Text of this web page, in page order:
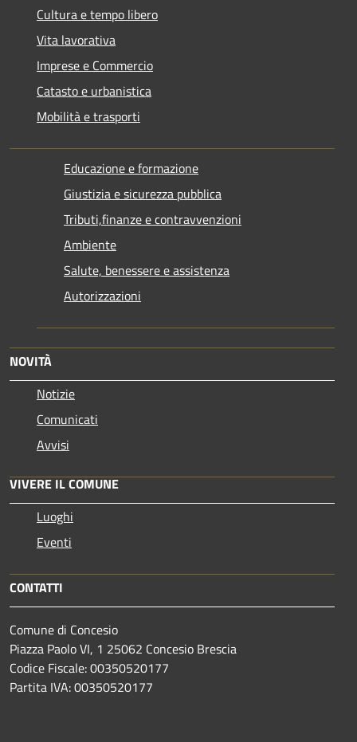
Cultura e tempo libero
Vita lavorativa
Imprese e Commercio
Catasto e urbanistica
Mobilità e trasporti
Educazione e formazione
Giustizia e sicurezza pubblica
Tributi,finanze e contravvenzioni
Ambiente
Salute, benessere e assistenza
Autorizzazioni
NOVITÀ
Notizie
Comunicati
Avvisi
VIVERE IL COMUNE
Luoghi
Eventi
CONTATTI
Comune di Concesio
Piazza Paolo VI, 1 25062 Concesio Brescia
Codice Fiscale: 00350520177
Partita IVA: 00350520177